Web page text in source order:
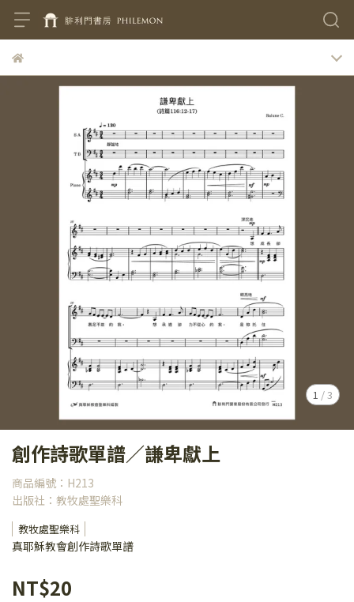
1 /3
創作詩歌單譜／謙卑獻上
商品編號：H213
出版社：教牧處聖樂科
教牧處聖樂科
真耶穌教會創作詩歌單譜
NT$20